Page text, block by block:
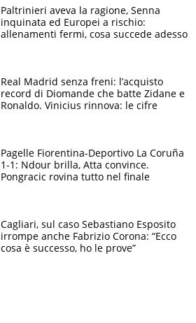
Paltrinieri aveva la ragione, Senna
inquinata ed Europei a rischio:
allenamenti fermi, cosa succede adesso
Real Madrid senza freni: l’acquisto
record di Diomande che batte Zidane e
Ronaldo. Vinicius rinnova: le cifre
Pagelle Fiorentina-Deportivo La Coruña
1-1: Ndour brilla, Atta convince.
Pongracic rovina tutto nel finale
Cagliari, sul caso Sebastiano Esposito
irrompe anche Fabrizio Corona: “Ecco
cosa è successo, ho le prove”